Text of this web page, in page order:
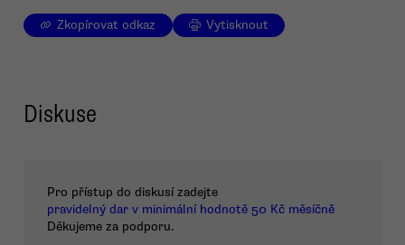
Zkopírovat odkaz Vytisknout
Diskuse
Pro přístup do diskusí zadejte
pravidelný dar v minimální hodnotě 50 Kč měsíčně
Děkujeme za podporu.